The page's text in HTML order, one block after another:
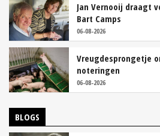
Jan Vernooij draagt
Bart Camps
06-08-2026
Vreugdesprongetje
noteringen
06-08-2026
BLOGS